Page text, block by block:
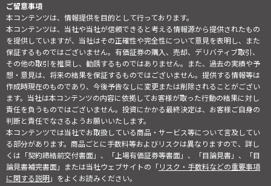
ご留意事項
本コンテンツは、情報提供を目的として行っております。
本コンテンツは、当社や当社が信頼できると考える情報源から提供されたもの
を提供していますが、当社はその正確性や完全性について意見を表明し、また
保証するものではございません。有価証券の購入、売却、デリバティブ取引、
その他の取引を推奨し、勧誘するものではありません。また、過去の実績や予
想・意見は、将来の結果を保証するものではございません。提供する情報等は
作成時現在のものであり、今後予告なしに変更または削除されることがござい
ます。当社は本コンテンツの内容に依拠してお客様が取った行動の結果に対し
責任を負うものではございません。投資にかかる最終決定は、お客様ご自身の
判断と責任でなさるようお願いいたします。
本コンテンツでは当社でお取扱している商品・サービス等について言及してい
る部分があります。商品ごとに手数料等およびリスクは異なりますので、詳し
くは「契約締結前交付書面」、「上場有価証券等書面」、「目論見書」、「目
論見書補完書面」または当社ウェブサイトの「リスク・手数料などの重要事項
に関する説明」をよくお読みください。